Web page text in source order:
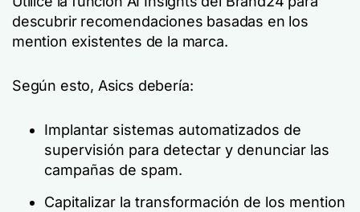
descubrir recomendaciones basadas en los
mention existentes de la marca.
Según esto, Asics debería:
Implantar sistemas automatizados de
supervisión para detectar y denunciar las
campañas de spam.
Capitalizar la transformación de los mention